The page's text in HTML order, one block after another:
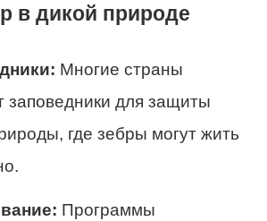
в дикой природе
Многие страны
заповедники для защиты
где зебры могут жить
Программы